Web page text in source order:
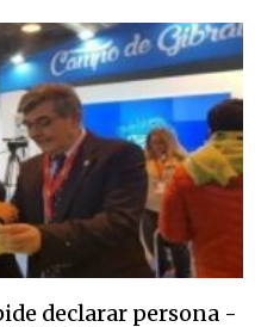
declarar persona -